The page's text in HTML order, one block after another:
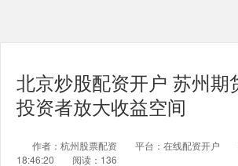
北京炒股配资开户 苏州期
投资者放大收益空间
作者：杭州股票配资 平台：在线配资开户
18:46:20
阅读：136